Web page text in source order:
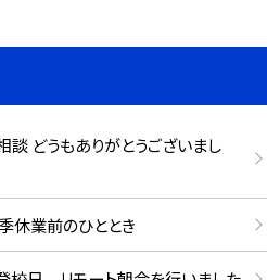
談 どうもありがとうございまし
休業前のひととき